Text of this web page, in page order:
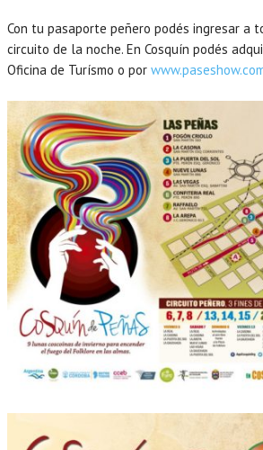
Con tu pasaporte peñero podés ingresar a
circuito de la noche. En Cosquín podés
Oficina de Turísmo o por